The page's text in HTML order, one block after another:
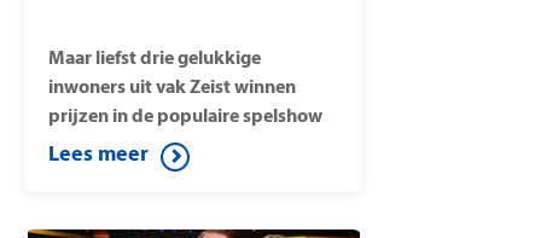
Maar liefst drie gelukkige
inwoners uit vak Zeist winnen
prijzen in de populaire spelshow
Postcode Loterij Miljoenenjacht.
Arjen haalt de halve finale en gaat
huis met 37.500 euro. Met de
Lees meer